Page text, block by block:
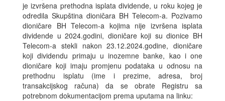
je izvršena prethodna isplata dividende, u roku kojeg je
odredila Skupština dioničara BH Telecom-a. Pozivamo
dioničare BH Telecom-a kojima nije izvršena isplata
dividende u 2024.godini, dioničare koji su dionice BH
Telecom-a stekli nakon 23.12.2024.godine, dioničare
koji dividendu primaju u inozemne banke, kao i one
dioničare koji imaju promjenu podataka u odnosu na
prethodnu isplatu (ime i prezime, adresa, broj
transakcijskog računa) da se obrate Registru sa
potrebnom dokumentacijom prema uputama na linku: